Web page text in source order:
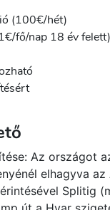
(100€/hét)
fő/nap 18 év felett)
Az országot
elhagyva az
Splitig